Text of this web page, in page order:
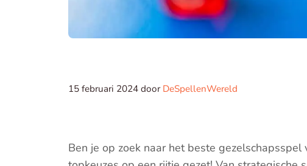
15 februari 2024 door DeSpellenWereld
Ben je op zoek naar het beste